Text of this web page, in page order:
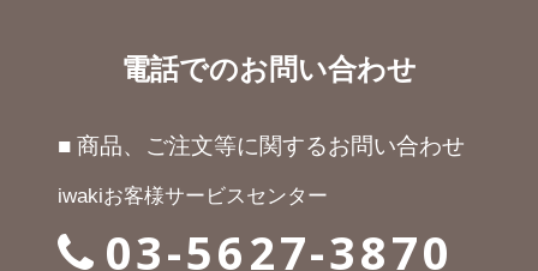
電話でのお問い合わせ
■ 商品、ご注文等に関するお問い合わせ
iwakiお客様サービスセンター
03-5627-3870